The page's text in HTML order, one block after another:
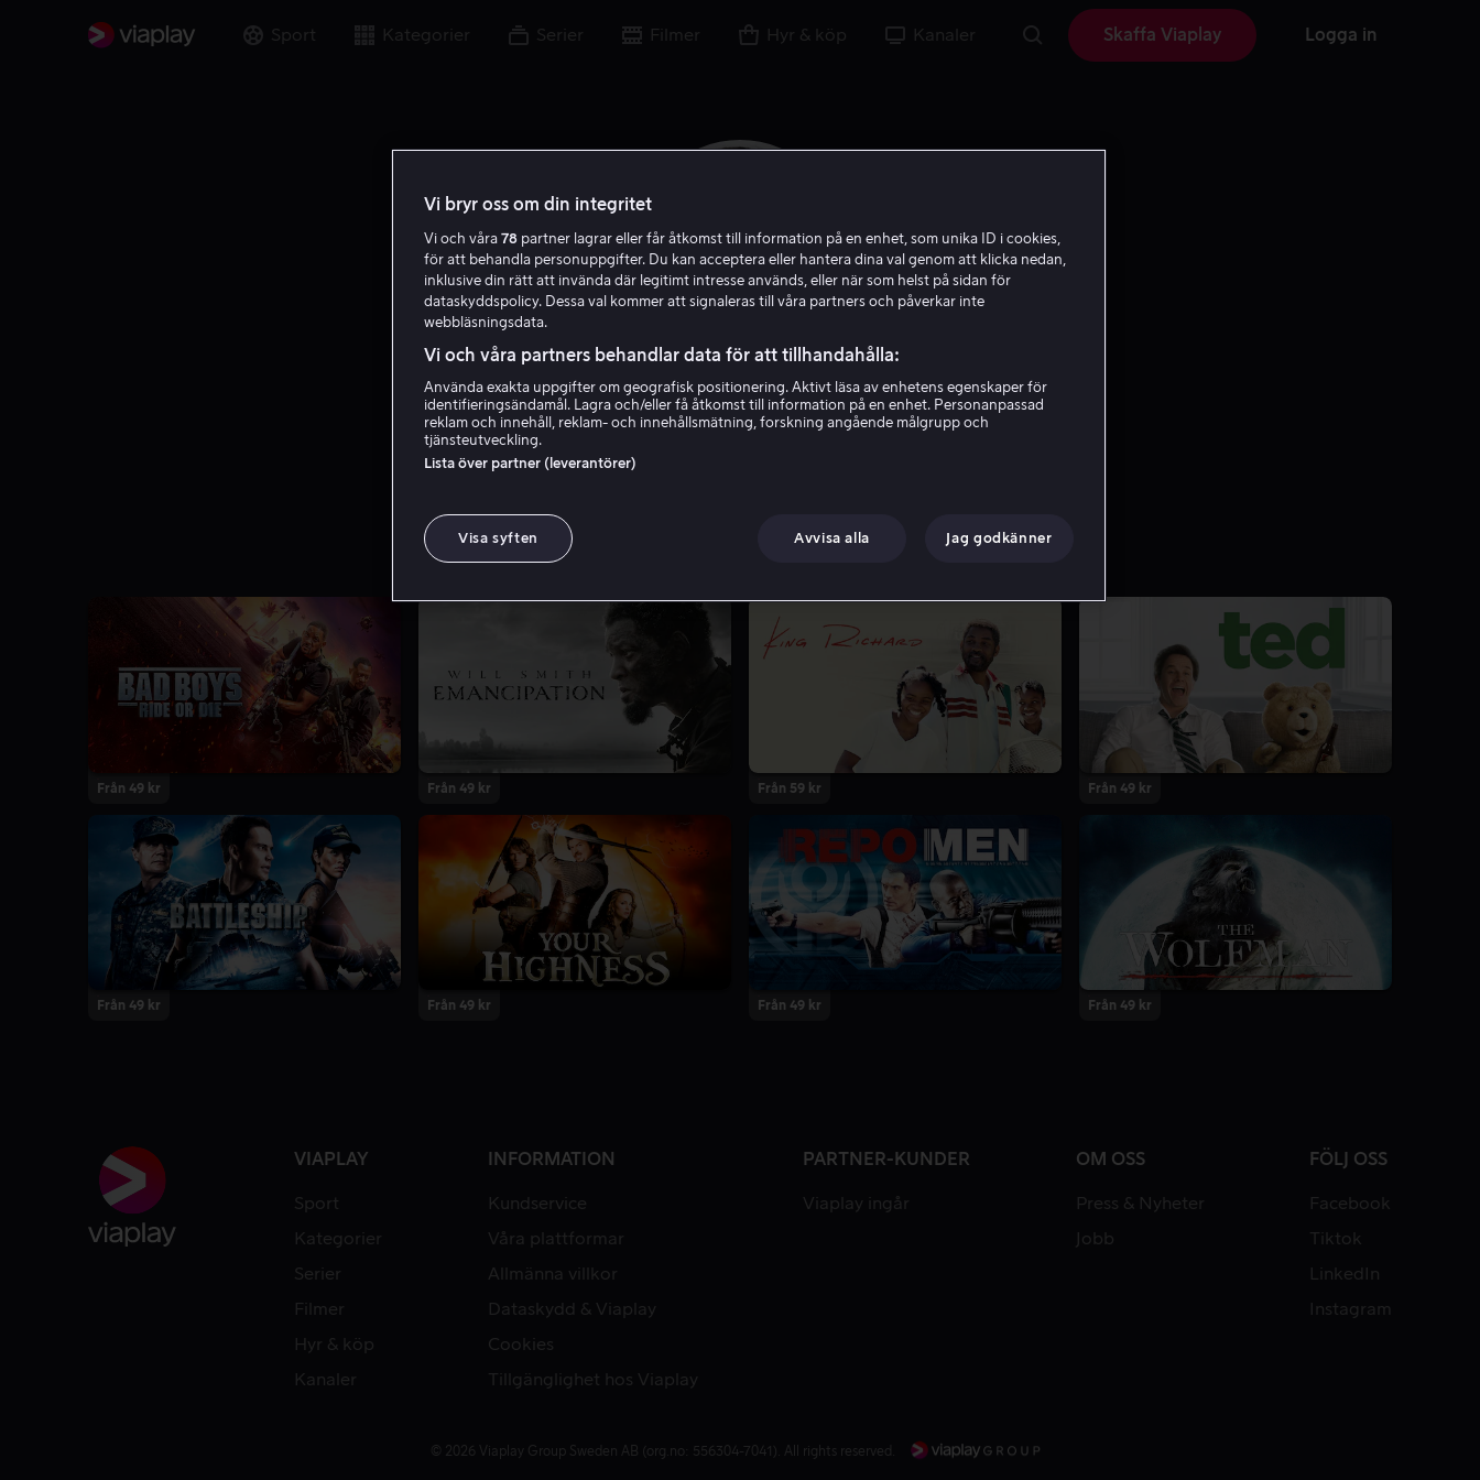
Sport Kategorier Serier Filmer Hyr & köp Kanaler Skaffa Viaplay Logga in
Jon Mone
Från 49 kr Från 49 kr Från 59 kr Från 49 kr
Från 49 kr Från 49 kr Från 49 kr Från 49 kr
VIAPLAY
Sport
Kategorier
Serier
Filmer
Hyr & köp
Kanaler
INFORMATION
Kundservice
Våra plattformar
Allmänna villkor
Dataskydd & Viaplay
Cookies
Tillgänglighet hos Viaplay
PARTNER-KUNDER
Viaplay ingår
OM OSS
Press & Nyheter
Jobb
FÖLJ OSS
Facebook
Tiktok
LinkedIn
Instagram
© 2026 Viaplay Group Sweden AB (org.no: 556304-7041). All rights reserved.
Vi bryr oss om din integritet
Vi och våra 78 partner lagrar eller får åtkomst till information på en enhet, som unika ID i cookies,
för att behandla personuppgifter. Du kan acceptera eller hantera dina val genom att klicka nedan,
inklusive din rätt att invända där legitimt intresse används, eller när som helst på sidan för
dataskyddspolicy. Dessa val kommer att signaleras till våra partners och påverkar inte
webbläsningsdata.
Vi och våra partners behandlar data för att tillhandahålla:
Använda exakta uppgifter om geografisk positionering. Aktivt läsa av enhetens egenskaper för
identifieringsändamål. Lagra och/eller få åtkomst till information på en enhet. Personanpassad
reklam och innehåll, reklam- och innehållsmätning, forskning angående målgrupp och
tjänsteutveckling.
Lista över partner (leverantörer)
Visa syften Avvisa alla Jag godkänner